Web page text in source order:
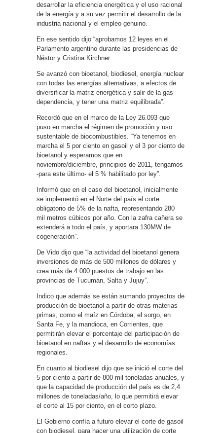
desarrollar la eficiencia energética y el uso racional
de la energía y a su vez permitir el desarrollo de la
industria nacional y el empleo genuino.
En ese sentido dijo “aprobamos 12 leyes en el
Parlamento argentino durante las presidencias de
Néstor y Cristina Kirchner.
Se avanzó con bioetanol, biodiesel, energía nuclear
con todas las energías alternativas, a efectos de
diversificar la matriz energética y salir de la gas
dependencia, y tener una matriz equilibrada”.
Recordó que en el marco de la Ley 26.093 que
puso en marcha el régimen de promoción y uso
sustentable de biocombustibles. “Ya tenemos en
marcha el 5 por ciento en gasoil y el 3 por ciento de
bioetanol y esperamos que en
noviembre/diciembre, principios de 2011, tengamos
-para este último- el 5 % habilitado por ley”.
Informó que en el caso del bioetanol, inicialmente
se implementó en el Norte del país el corte
obligatorio de 5% de la nafta, representando 280
mil metros cúbicos por año. Con la zafra cañera se
extenderá a todo el país, y aportara 130MW de
cogeneración”.
De Vido dijo que “la actividad del bioetanol genera
inversiones de más de 500 millones de dólares y
crea más de 4.000 puestos de trabajo en las
provincias de Tucumán, Salta y Jujuy”.
Indico que además se están sumando proyectos de
producción de bioetanol a partir de otras materias
primas, como el maíz en Córdoba; el sorgo, en
Santa Fe, y la mandioca, en Corrientes, que
permitirán elevar el porcentaje del participación de
bioetanol en naftas y el desarrollo de economías
regionales.
En cuanto al biodiesel dijo que se inició el corte del
5 por ciento a partir de 800 mil toneladas anuales, y
que la capacidad de producción del país es de 2,4
millones de toneladas/año, lo que permitirá elevar
el corte al 15 por ciento, en el corto plazo.
El Gobierno confía a futuro elevar el corte de gasoil
con biodiesel, para hacer una utilización de corte